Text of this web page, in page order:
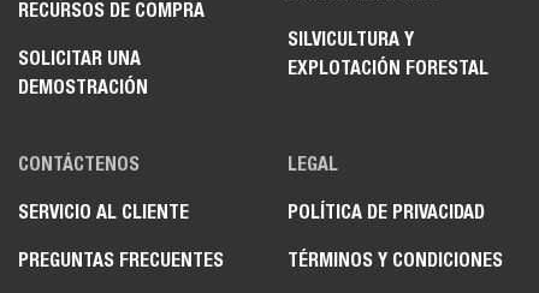
RECURSOS DE COMPRA
SOLICITAR UNA
DEMOSTRACIÓN
SILVICULTURA Y
EXPLOTACIÓN FORESTAL
CONTÁCTENOS
SERVICIO AL CLIENTE
PREGUNTAS FRECUENTES
LEGAL
POLÍTICA DE PRIVACIDAD
TÉRMINOS Y CONDICIONES